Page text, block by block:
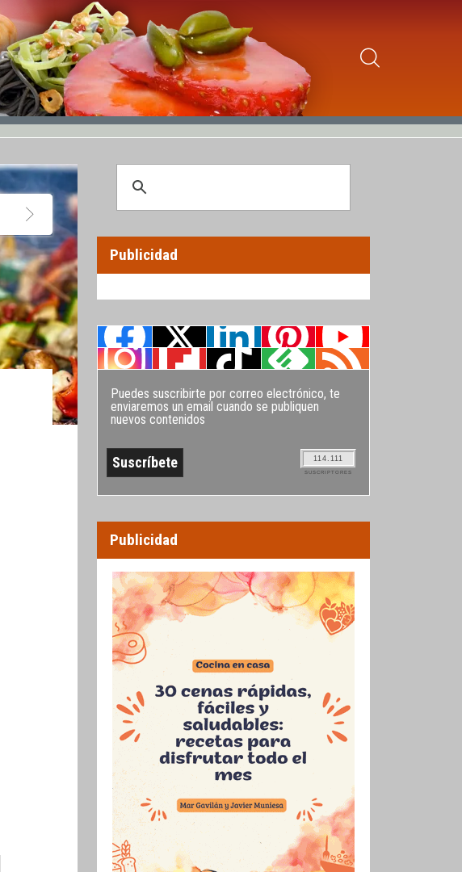
Publicidad
Puedes suscribirte por correo electrónico, te
enviaremos un email cuando se publiquen
nuevos contenidos
114.111
SUSCRIPTORES
Publicidad